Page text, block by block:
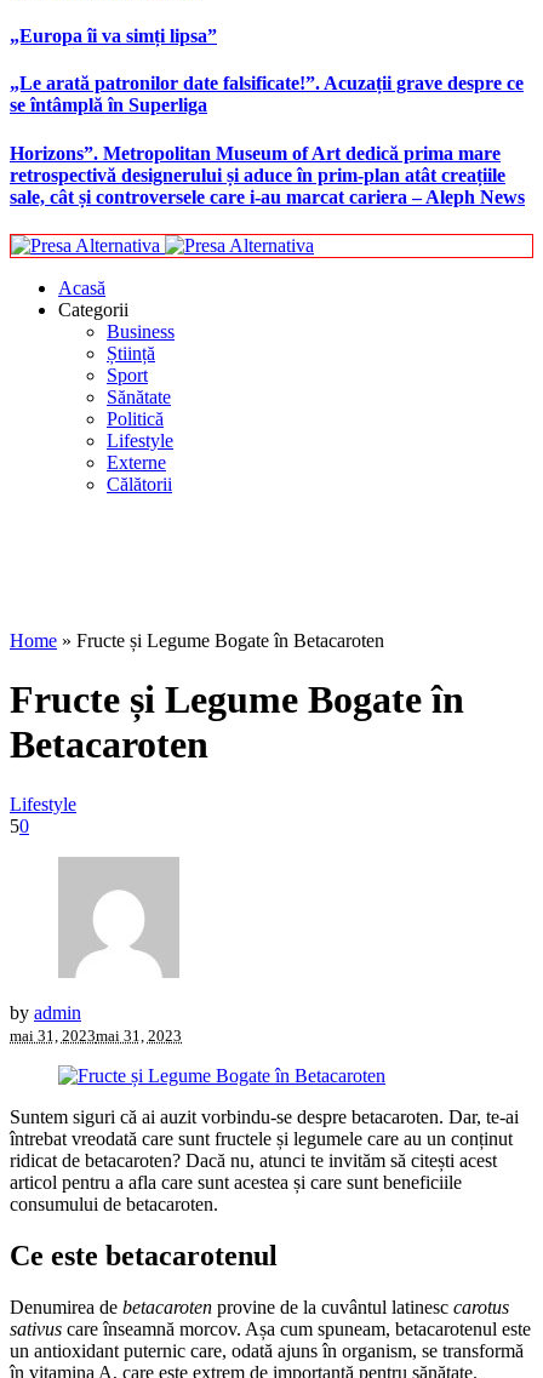
„Europa îi va simți lipsa”
„Le arată patronilor date falsificate!”. Acuzații grave despre ce
se întâmplă în Superliga
Horizons”. Metropolitan Museum of Art dedică prima mare
retrospectivă designerului și aduce în prim-plan atât creațiile
sale, cât și controversele care i-au marcat cariera – Aleph News
Acasă
Categorii
Business
Știință
Sport
Sănătate
Politică
Lifestyle
Externe
Călătorii
Home » Fructe și Legume Bogate în Betacaroten
Fructe și Legume Bogate în
Betacaroten
Lifestyle
50
by admin
mai 31, 2023mai 31, 2023
Suntem siguri că ai auzit vorbindu-se despre betacaroten. Dar, te-ai
întrebat vreodată care sunt fructele și legumele care au un conținut
ridicat de betacaroten? Dacă nu, atunci te invităm să citești acest
articol pentru a afla care sunt acestea și care sunt beneficiile
consumului de betacaroten.
Ce este betacarotenul
Denumirea de betacaroten provine de la cuvântul latinesc carotus
sativus care înseamnă morcov. Așa cum spuneam, betacarotenul este
un antioxidant puternic care, odată ajuns în organism, se transformă
în vitamina A, care este extrem de importantă pentru sănătate.